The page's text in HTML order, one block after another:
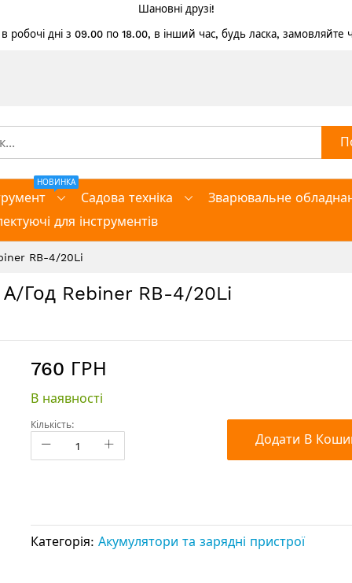
Шановні друзі!
робочі дні з 09.00 по 18.00, в інший час, будь ласка,
НОВИНКА
Садова техніка
Зварювальне
для інструментів
RB-4/20Li
год Rebiner RB-4/20Li
760 ГРН
В наявності
Кількість:
Додати В
Категорія: Акумулятори та зарядні пристрої